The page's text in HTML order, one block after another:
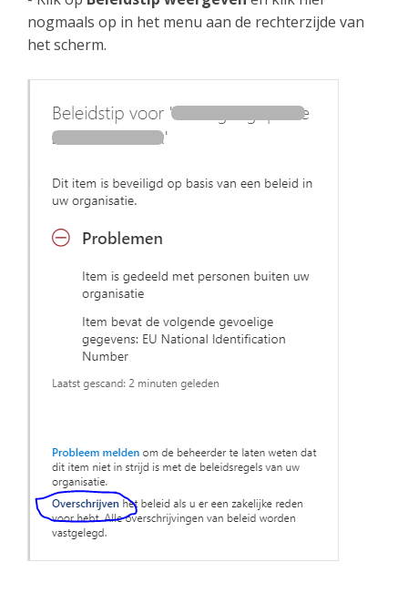
nogmaals op in het menu aan de rechterzijde van
het scherm.